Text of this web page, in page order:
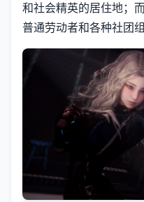
和社会精英的居住地；
普通劳动者和各种社团